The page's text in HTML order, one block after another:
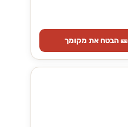
🎫 הבטח את מקומך